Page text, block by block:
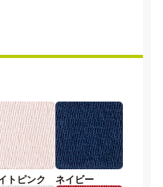
トピンク ネイビー